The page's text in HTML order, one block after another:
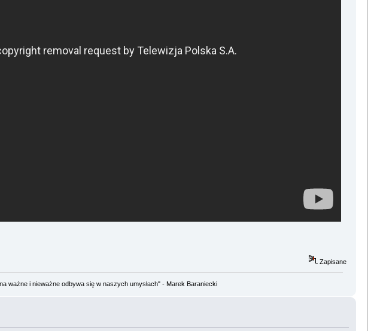
Zapisane
ważne i nieważne odbywa się w naszych umysłach" - Marek Baraniecki